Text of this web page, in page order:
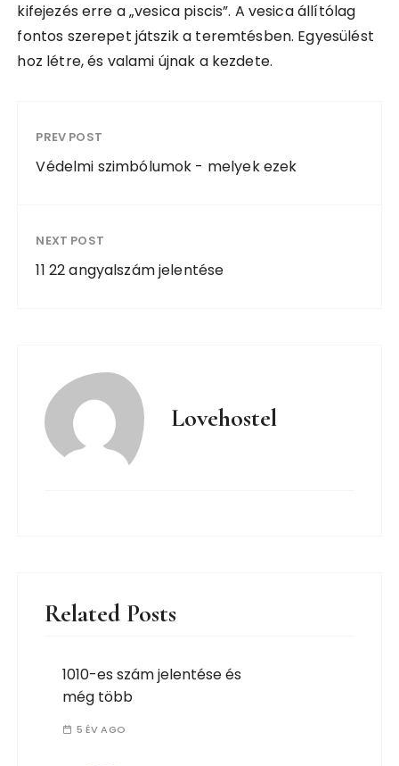
kifejezés erre a „vesica piscis”. A vesica állítólag
fontos szerepet játszik a teremtésben. Egyesülést
hoz létre, és valami újnak a kezdete.
PREV POST
Védelmi szimbólumok - melyek ezek
NEXT POST
11 22 angyalszám jelentése
Lovehostel
Related Posts
1010-es szám jelentése és
még több
5 ÉV AGO